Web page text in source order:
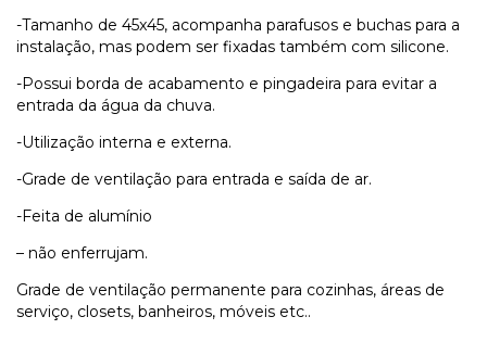
-Tamanho de 45x45, acompanha parafusos e buchas para a
instalação, mas podem ser fixadas também com silicone.
-Possui borda de acabamento e pingadeira para evitar a
entrada da água da chuva.
-Utilização interna e externa.
-Grade de ventilação para entrada e saída de ar.
-Feita de alumínio
– não enferrujam.
Grade de ventilação permanente para cozinhas, áreas de
serviço, closets, banheiros, móveis etc..